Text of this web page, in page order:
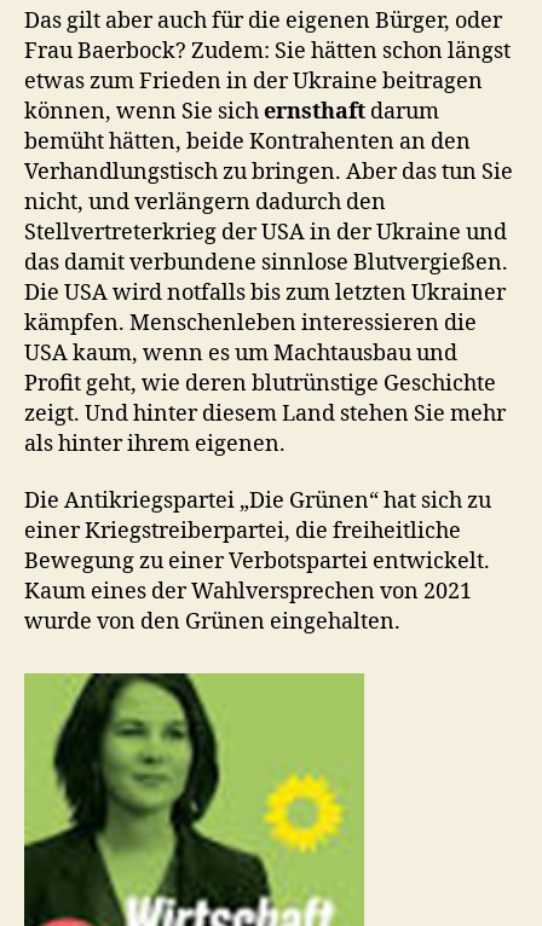
Das gilt aber auch für die eigenen Bürger, oder
Frau Baerbock? Zudem: Sie hätten schon längst
etwas zum Frieden in der Ukraine beitragen
können, wenn Sie sichernsthaft darum
bemüht hätten, beide Kontrahenten an den
Verhandlungstisch zu bringen. Aber das tun Sie
nicht, und verlängern dadurch den
Stellvertreterkrieg der USA in der Ukraine und
das damit verbundene sinnlose Blutvergießen.
Die USA wird notfalls bis zum letzten Ukrainer
kämpfen. Menschenleben interessieren die
USA kaum, wenn es um Machtausbau und
Profit geht, wie deren blutrünstige Geschichte
zeigt. Und hinter diesem Land stehen Sie mehr
als hinter ihrem eigenen.
Die Antikriegspartei „Die Grünen“ hat sich zu
einer Kriegstreiberpartei, die freiheitliche
Bewegung zu einer Verbotspartei entwickelt.
Kaum eines der Wahlversprechen von 2021
wurde von den Grünen eingehalten.